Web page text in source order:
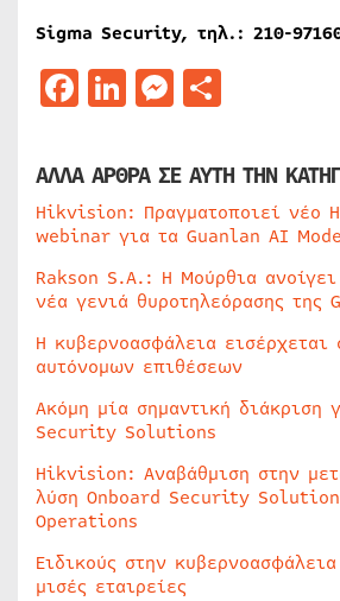
Sigma Security, τηλ.: 210-
Facebook
LinkedIn
Messenger
ΑΛΛΑ ΑΡΘΡΑ ΣΕ ΑΥΤΗ ΤΗΝ
Hikvision: Πραγματοποιεί νέο
webinar για τα Guanlan AI
Rakson S.A.: Η Μούρθια
νέα γενιά θυροτηλεόρασης της
Η κυβερνοασφάλεια
αυτόνομων επιθέσεων
Ακόμη μία σημαντική διάκριση
Security Solutions
Hikvision: Αναβάθμιση στην
λύση Onboard Security
Operations
Ειδικούς στην
μισές εταιρείες